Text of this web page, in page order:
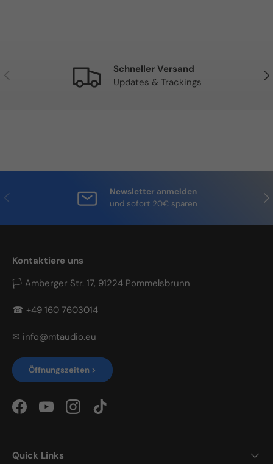
Vorherige
Schneller Versand
Updates & Trackings
Vorherige
Newsletter anmelden
und sofort 20€ sparen
Kontaktiere uns
🏳 Amberger Str. 17, 91224 Pommelsbrunn
☎ +49 160 7603014
✉ info@mtaudio.eu
Öffnungszeiten >
FacebookYouTubeInstagramTikTok
Quick Links